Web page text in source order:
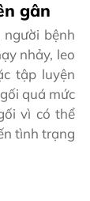
gân
bệnh
nhảy, leo
tập luyện
quá mức
vì có thể
tình trạng